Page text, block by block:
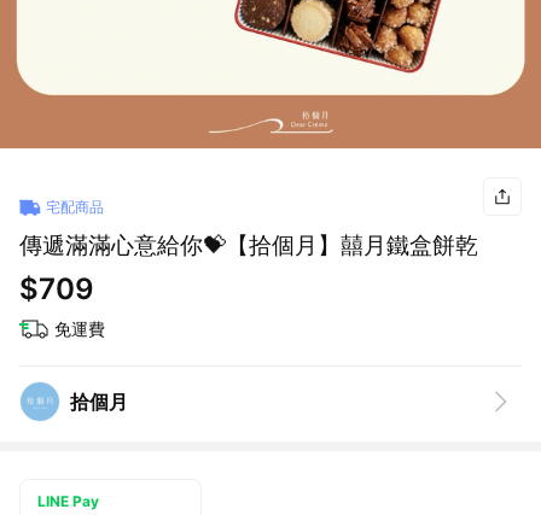
宅配商品
傳遞滿滿心意給你💝【拾個月】囍月鐵盒餅乾
$709
免運費
拾個月
LINE Pay